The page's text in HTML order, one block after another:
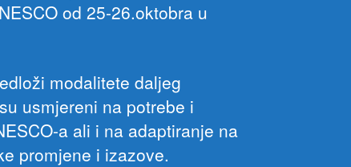
od 25-26.oktobra u
modalitete daljeg
usmjereni na potrebe i
a ali i na adaptiranje na
promjene i izazove.